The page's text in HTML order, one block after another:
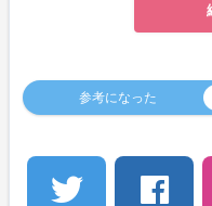
参考になった